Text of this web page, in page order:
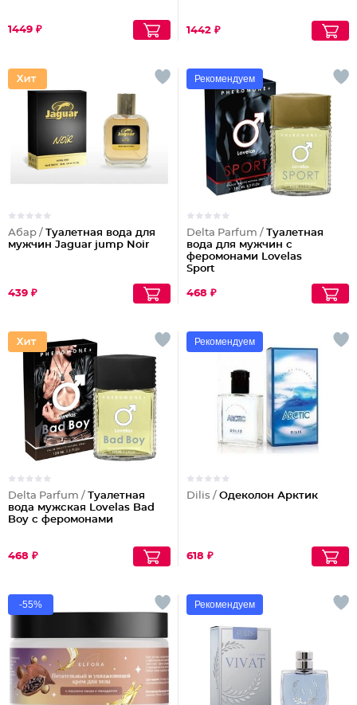
1449 ₽ 1442 ₽
Абар / Туалетная вода для
мужчин Jaguar jump Noir
439 ₽
Рекомендуем
Delta Parfum / Туалетная
вода для мужчин с
феромонами Lovelas
Sport
468 ₽
Delta Parfum / Туалетная
вода мужская Lovelas Bad
Boy с феромонами
468 ₽
Рекомендуем
Dilis / Одеколон Арктик
618 ₽
-55% Рекомендуем